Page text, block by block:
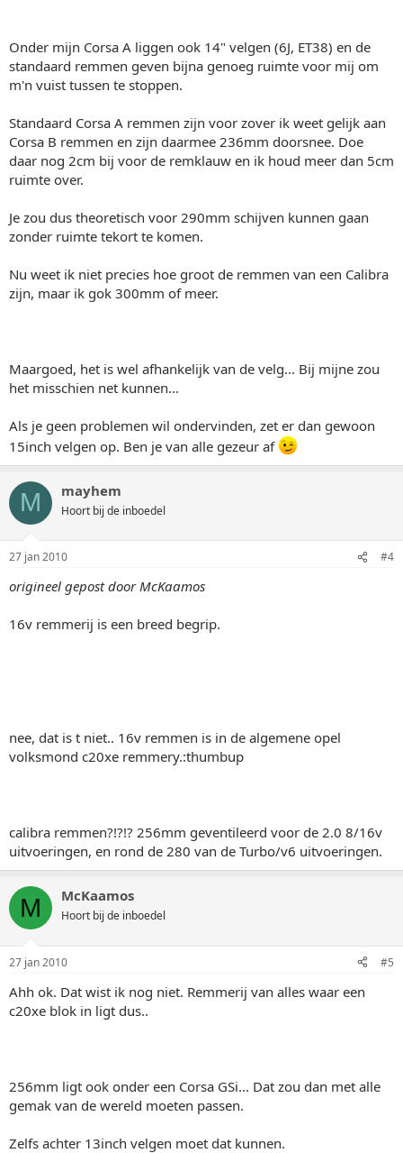
Onder mijn Corsa A liggen ook 14" velgen (6J, ET38) en de
standaard remmen geven bijna genoeg ruimte voor mij om
m'n vuist tussen te stoppen.
Standaard Corsa A remmen zijn voor zover ik weet gelijk aan
Corsa B remmen en zijn daarmee 236mm doorsnee. Doe
daar nog 2cm bij voor de remklauw en ik houd meer dan 5cm
ruimte over.
Je zou dus theoretisch voor 290mm schijven kunnen gaan
zonder ruimte tekort te komen.
Nu weet ik niet precies hoe groot de remmen van een Calibra
zijn, maar ik gok 300mm of meer.
Maargoed, het is wel afhankelijk van de velg... Bij mijne zou
het misschien net kunnen...
Als je geen problemen wil ondervinden, zet er dan gewoon
15inch velgen op. Ben je van alle gezeur af
M mayhem
Hoort bij de inboedel
27 jan 2010 #4
origineel gepost door McKaamos
16v remmerij is een breed begrip.
nee, dat is t niet.. 16v remmen is in de algemene opel
volksmond c20xe remmery.:thumbup
calibra remmen?!?!? 256mm geventileerd voor de 2.0 8/16v
uitvoeringen, en rond de 280 van de Turbo/v6 uitvoeringen.
M McKaamos
Hoort bij de inboedel
27 jan 2010 #5
Ahh ok. Dat wist ik nog niet. Remmerij van alles waar een
c20xe blok in ligt dus..
256mm ligt ook onder een Corsa GSi... Dat zou dan met alle
gemak van de wereld moeten passen.
Zelfs achter 13inch velgen moet dat kunnen.